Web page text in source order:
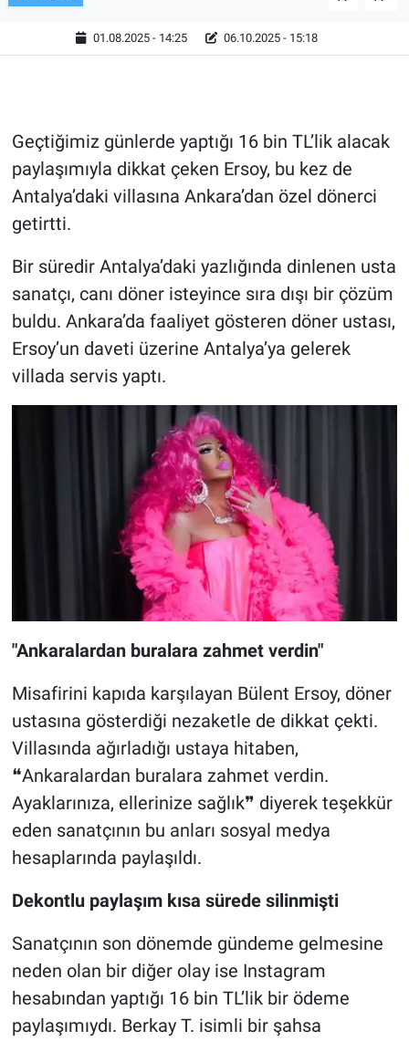
01.08.2025 - 14:25 06.10.2025 - 15:18
Geçtiğimiz günlerde yaptığı 16 bin TL’lik alacak
paylaşımıyla dikkat çeken Ersoy, bu kez de
Antalya’daki villasına Ankara’dan özel dönerci
getirtti.
Bir süredir Antalya’daki yazlığında dinlenen usta
sanatçı, canı döner isteyince sıra dışı bir çözüm
buldu. Ankara’da faaliyet gösteren döner ustası,
Ersoy’un daveti üzerine Antalya’ya gelerek
villada servis yaptı.
"Ankaralardan buralara zahmet verdin"
Misafirini kapıda karşılayan Bülent Ersoy, döner
ustasına gösterdiği nezaketle de dikkat çekti.
Villasında ağırladığı ustaya hitaben,
❝Ankaralardan buralara zahmet verdin.
Ayaklarınıza, ellerinize sağlık❞ diyerek teşekkür
eden sanatçının bu anları sosyal medya
hesaplarında paylaşıldı.
Dekontlu paylaşım kısa sürede silinmişti
Sanatçının son dönemde gündeme gelmesine
neden olan bir diğer olay ise Instagram
hesabından yaptığı 16 bin TL’lik bir ödeme
paylaşımıydı. Berkay T. isimli bir şahsa
ASAYİŞ
EKONOMİ
ÇEVRE
HABERDE İNSAN
SPOR
MAGAZİN
Bilim, Teknoloji